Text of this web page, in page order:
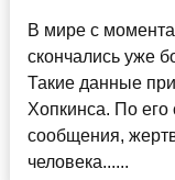
В мире с
скончались уже
Такие данные
Хопкинса. По
сообщения,
человека......